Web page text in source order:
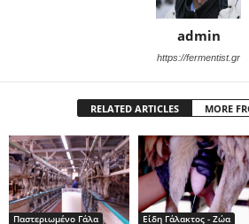
admin
https://fermentist.gr
RELATED ARTICLES MORE
Παστεριωμένο Γάλα Είδη Γάλακτος - Ζώα